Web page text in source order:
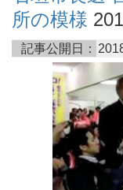
所の模様
記事公開日：